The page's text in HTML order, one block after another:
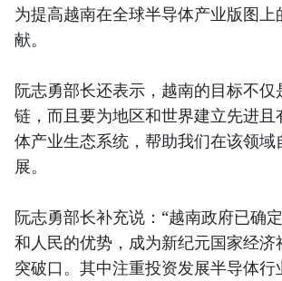
为提高越南在全球半导体产业版图上
献。
阮志勇部长还表示，越南的目标不仅
链，而且要为地区和世界建立先进且
体产业生态系统，帮助我们在该领域
展。
阮志勇部长补充说：“越南政府已确
和人民的优势，成为新纪元国家经济
突破口。其中注重投资发展半导体行